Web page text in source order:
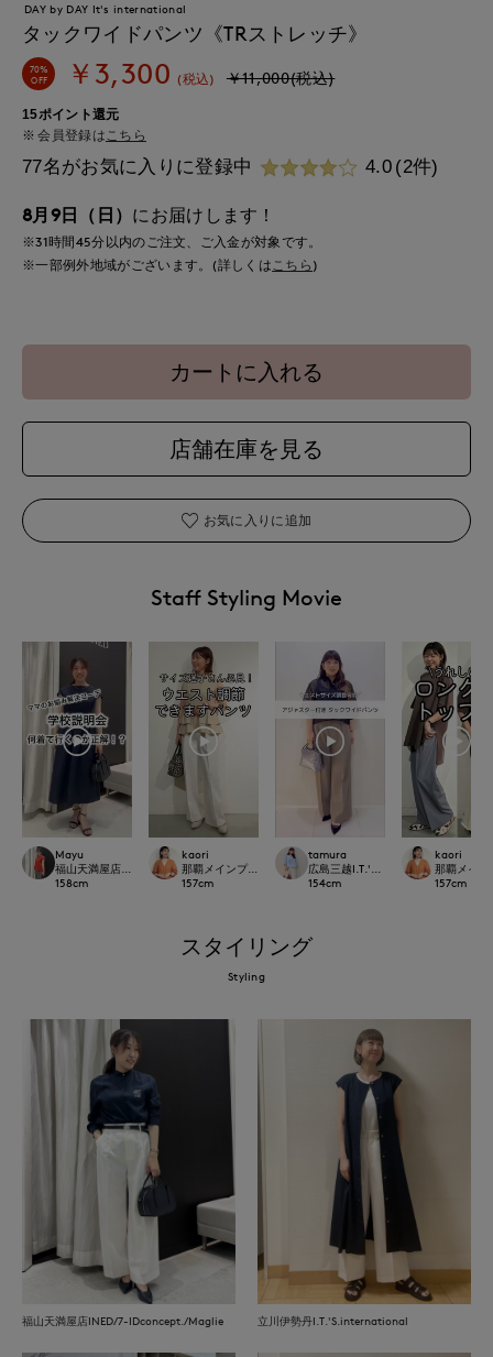
DAY by DAY It's international
タックワイドパンツ《TRストレッチ》
70%
OFF
￥3,300 (税込) ￥11,000(税込)
15ポイント還元
会員登録は こちら
77名がお気に入りに登録中 4.0 (2件)
8月9日（日） にお届けします！
※31時間45分以内のご注文、ご入金が対象です。
※一部例外地域がございます。(詳しくはこちら )
カートに入れる
店舗在庫を見る
お気に入りに追加
Staff Styling Movie
Mayu
福山天満屋店INED/7-IDconcept./Maglie
158cm
kaori
那覇メインプレイスI.T.'S.international
157cm
tamura
広島三越I.T.'S.international
154cm
kaori
那覇メイ
157cm
スタイリング
Styling
福山天満屋店INED/7-IDconcept./Maglie 立川伊勢丹I.T.'S.international